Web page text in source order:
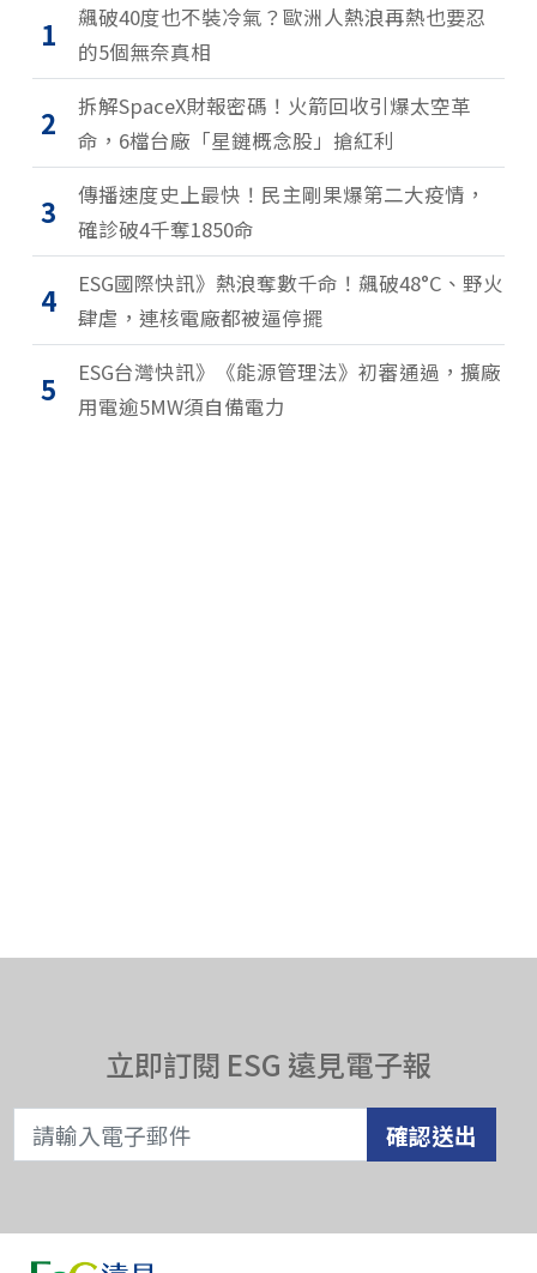
1
飆破40度也不裝冷氣？歐洲人熱浪再熱也要忍
的5個無奈真相
2
拆解SpaceX財報密碼！火箭回收引爆太空革
命，6檔台廠「星鏈概念股」搶紅利
3
傳播速度史上最快！民主剛果爆第二大疫情，
確診破4千奪1850命
4
ESG國際快訊》熱浪奪數千命！飆破48°C、野火
肆虐，連核電廠都被逼停擺
5
ESG台灣快訊》《能源管理法》初審通過，擴廠
用電逾5MW須自備電力
立即訂閱 ESG 遠見電子報
確認送出